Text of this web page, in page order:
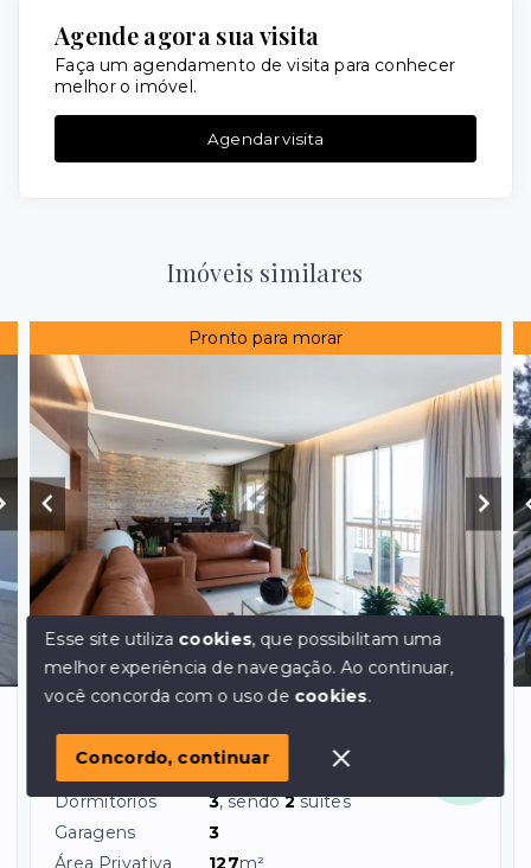
Agende agora sua visita
Faça um agendamento de visita para conhecer
melhor o imóvel.
Agendar visita
Imóveis similares
Pronto para morar
Ref.: VENDA
apartamento chacara klabin pronto para
morar
Dormitórios 3, sendo2suítes
Garagens
3
Área Privativa
127m²
Olá! em posso ajudar?
Esse site utiliza cookies, que possibilitam uma
melhor experiência de navegação.Ao continuar,
você concorda com o uso de cookies.
Concordo, continuar